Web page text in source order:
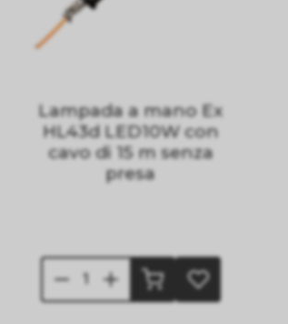
Lampada a mano Ex
HL43d LED10W con
cavo di 15 m senza
presa